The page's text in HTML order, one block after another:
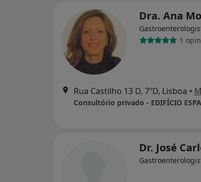
Dra. Ana
1
Rua Castilho 13 D, 7ºD, Lisboa •
Consultório privado - EDIFÍCIO
Dr. José